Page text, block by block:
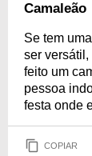
Camaleão
Se tem
ser
feito um
pessoa
festa onde
COPIAR